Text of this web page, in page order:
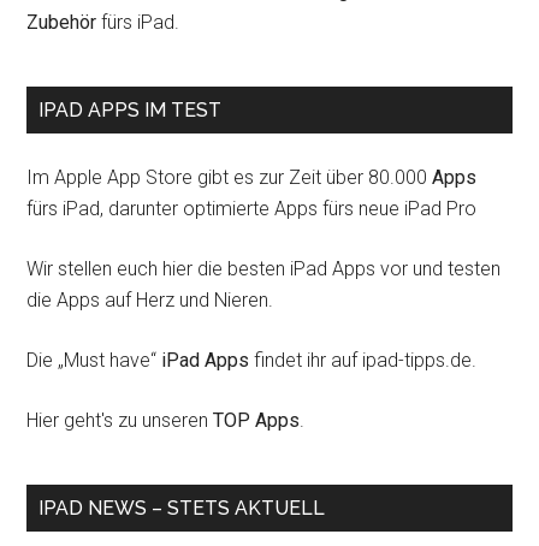
Zubehör fürs iPad.
IPAD APPS IM TEST
Im Apple App Store gibt es zur Zeit über 80.000Apps
fürs iPad, darunter optimierte Apps fürs neue iPad Pro
Wir stellen euch hier die besten iPad Apps vor und testen
die Apps auf Herz und Nieren.
Die „Must have“ iPad Apps findet ihr auf ipad-tipps.de.
Hier geht's zu unserenTOP Apps
IPAD NEWS – STETS AKTUELL